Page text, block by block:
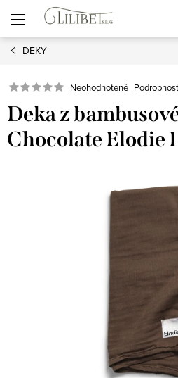
obsah
DEKY
Neohodnotené
Deka z
Chocolate Elodie